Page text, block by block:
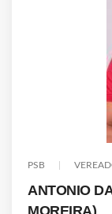
PSB
ANTONIO